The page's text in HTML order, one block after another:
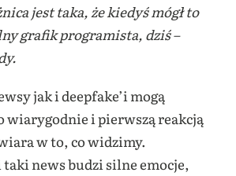
jest taka, że kiedyś mógł to
grafik programista, dziś –
jak i deepfake’i mogą
wiarygodnie i pierwszą reakcją
w to, co widzimy.
taki news budzi silne emocje,